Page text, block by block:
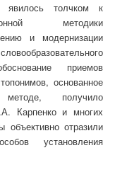
явилось толчком к
методики
и модернизации
приемов
основанное
методе, получило
Карпенко и многих
объективно отразили
установления